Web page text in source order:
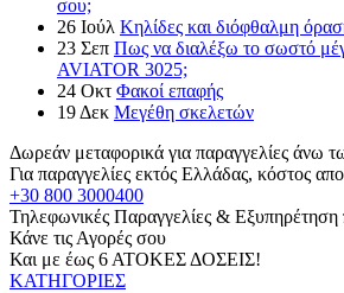
σου;
26 Ιούλ Κηλίδες και διόφθαλμη
23 Σεπ Πως να διαλέξω το σωστό
AVIATOR 3025;
24 Οκτ Φακοί επαφής
19 Δεκ Μεγέθη σκελετών
Δωρεάν μεταφορικά για παραγγελίες άνω
Για παραγγελίες εκτός Ελλάδας, κόστος
+30 800 3000400
Τηλεφωνικές Παραγγελίες & Εξυπηρέτηση
Κάνε τις Αγορές σου
Και με έως 6 ΑΤΟΚΕΣ ΔΟΣΕΙΣ!
ΚΑΤΗΓΟΡΙΕΣ